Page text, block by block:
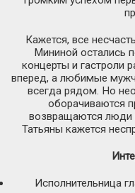
Кажется, все
Мининой остались
концерты и гастроли
вперед, а любимые
всегда рядом. Но
оборачиваются
возвращаются люди
Татьяны кажется
Исполнительница